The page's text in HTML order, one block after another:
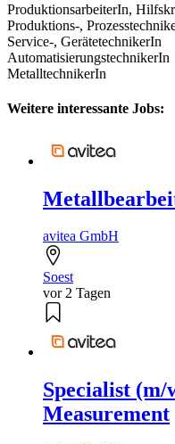
ProduktionsarbeiterIn,
Produktions-,
Service-, GerätetechnikerIn
AutomatisierungstechnikerIn
MetalltechnikerIn
Weitere interessante Jobs:
avitea GmbH
Soest
vor 2 Tagen
Specialist (m/
Measurement